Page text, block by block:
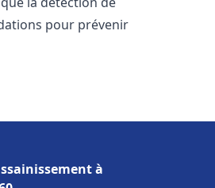
pour prévenir
à